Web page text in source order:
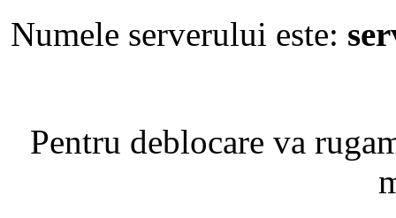
Numele serverului este:
Pentru deblocare va